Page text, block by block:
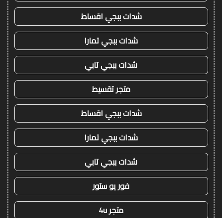
شدات ببجي اقساط
شدات ببجي تمارا
شدات ببجي تابي
متجر تقسيط
شدات ببجي اقساط
شدات ببجي تمارا
شدات ببجي تابي
فور يو ستور
متجر 4u